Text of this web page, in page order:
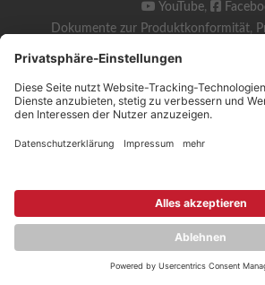
YouTube,
Dokumente zur Produktkonformität,